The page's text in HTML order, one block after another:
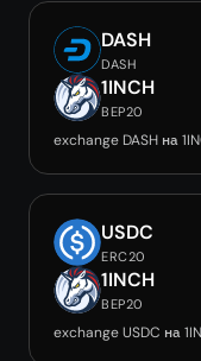
DASH
DASH
1INCH
BEP20
exchange DASH на
USDC
ERC20
1INCH
BEP20
exchange USDC на